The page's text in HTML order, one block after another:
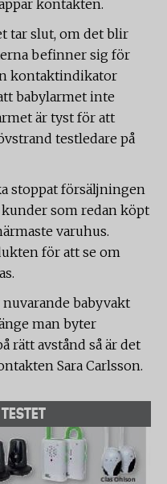
kontakten.
tar slut, om det blir
befinner sig för
kontaktindikator
babylarmet inte
är tyst för att
testledare på
stoppat försäljningen
som redan köpt
varuhus.
för att se om
babyvakt
man byter
rätt avstånd så är det
Sara Carlsson.